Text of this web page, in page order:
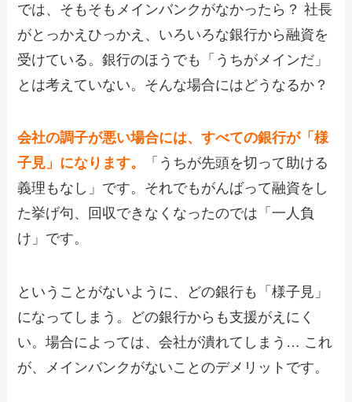
では、そもそもメインバンクがなかったら？ 社長
がとっかえひっかえ、いろいろな銀行から融資を
受けている。銀行のほうでも「うちがメインだ」
とは考えていない。そんな場合にはどうなるか？
会社の調子が悪い場合には、すべての銀行が「様
子見」になります。
「うちが先頭を切って助ける
義理もなし」です。それでもがんばって融資をし
た挙げ句、回収できなくなったのでは「一人負
け」です。
ということがないように、どの銀行も「様子見」
になってしまう。どの銀行からも支援がえにく
い。場合によっては、会社が潰れてしまう… これ
が、メインバンクがないことのデメリットです。